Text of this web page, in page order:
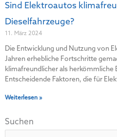
Sind Elektroautos
Dieselfahrzeuge?
11. März 2024
Die Entwicklung und Nutzung von
Jahren erhebliche Fortschritte
klimafreundlicher als herkömmliche
Entscheidende Faktoren, die für
Weiterlesen »
Suchen